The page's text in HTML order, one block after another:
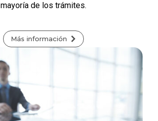
mayoría de los trámites.
Más información